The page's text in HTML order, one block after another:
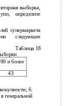
выборка,
определите
супермаркета
следующее
Таблица 18
и более
43
б.
генеральной